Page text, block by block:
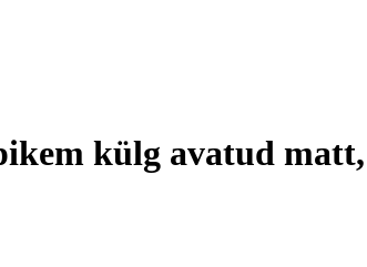
külg avatud